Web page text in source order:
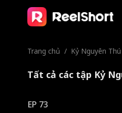
Trang chủ / Kỷ Nguyên
ôn Thú
Tất cả các tập Kỷ
EP 73